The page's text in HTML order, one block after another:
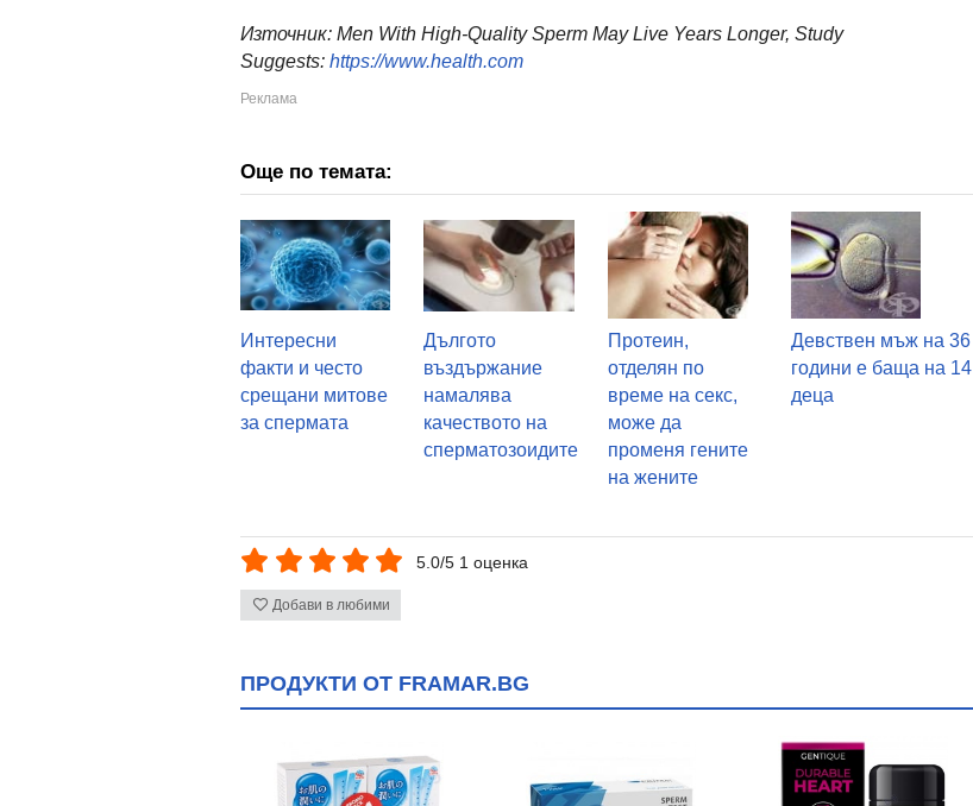
Източник: Men With High-Quality Sperm May Live Years Longer, Study
Suggests: https://www.health.com
Още по темата:
Интересни
факти и често
срещани митове
за спермата
Дългото
въздържание
намалява
качеството на
сперматозоидите
Протеин,
отделян по
време на секс,
може да
променя гените
на жените
Девствен мъж на 36
години е баща на 14
деца
5.0/5 1 оценка
Добави в любими
ПРОДУКТИ ОТ FRAMAR.BG